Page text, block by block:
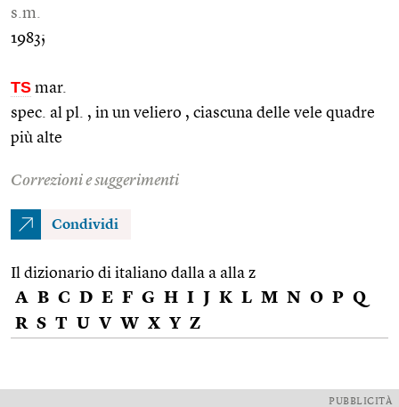
s.m.
1983;
TS mar.
spec. al pl. , in un veliero , ciascuna delle vele quadre
più alte
Correzioni e suggerimenti
Condividi
Il dizionario di italiano dalla a alla z
A B C D E F G H I J K L M N O P Q
R S T U V W X Y Z
PUBBLICITÀ